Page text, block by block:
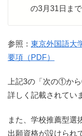
の3月31日ま
参照： 東京外国語大
要項（PDF）
上記3の「次の①か
詳しく記載されてい
また、学校推薦型選
出願資格が設けられ